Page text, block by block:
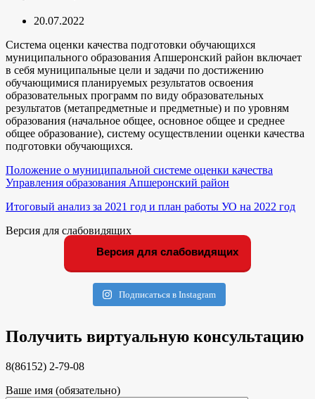
20.07.2022
Система оценки качества подготовки обучающихся
муниципального образования Апшеронский район включает
в себя муниципальные цели и задачи по достижению
обучающимися планируемых результатов освоения
образовательных программ по виду образовательных
результатов (метапредметные и предметные) и по уровням
образования (начальное общее, основное общее и среднее
общее образование), систему осуществлении оценки качества
подготовки обучающихся.
Положение о муниципальной системе оценки качества
Управления образования Апшеронский район
Итоговый анализ за 2021 год и план работы УО на 2022 год
Версия для слабовидящих
Версия для слабовидящих
Подписаться в Instagram
Получить виртуальную консультацию
8(86152) 2-79-08
Ваше имя (обязательно)